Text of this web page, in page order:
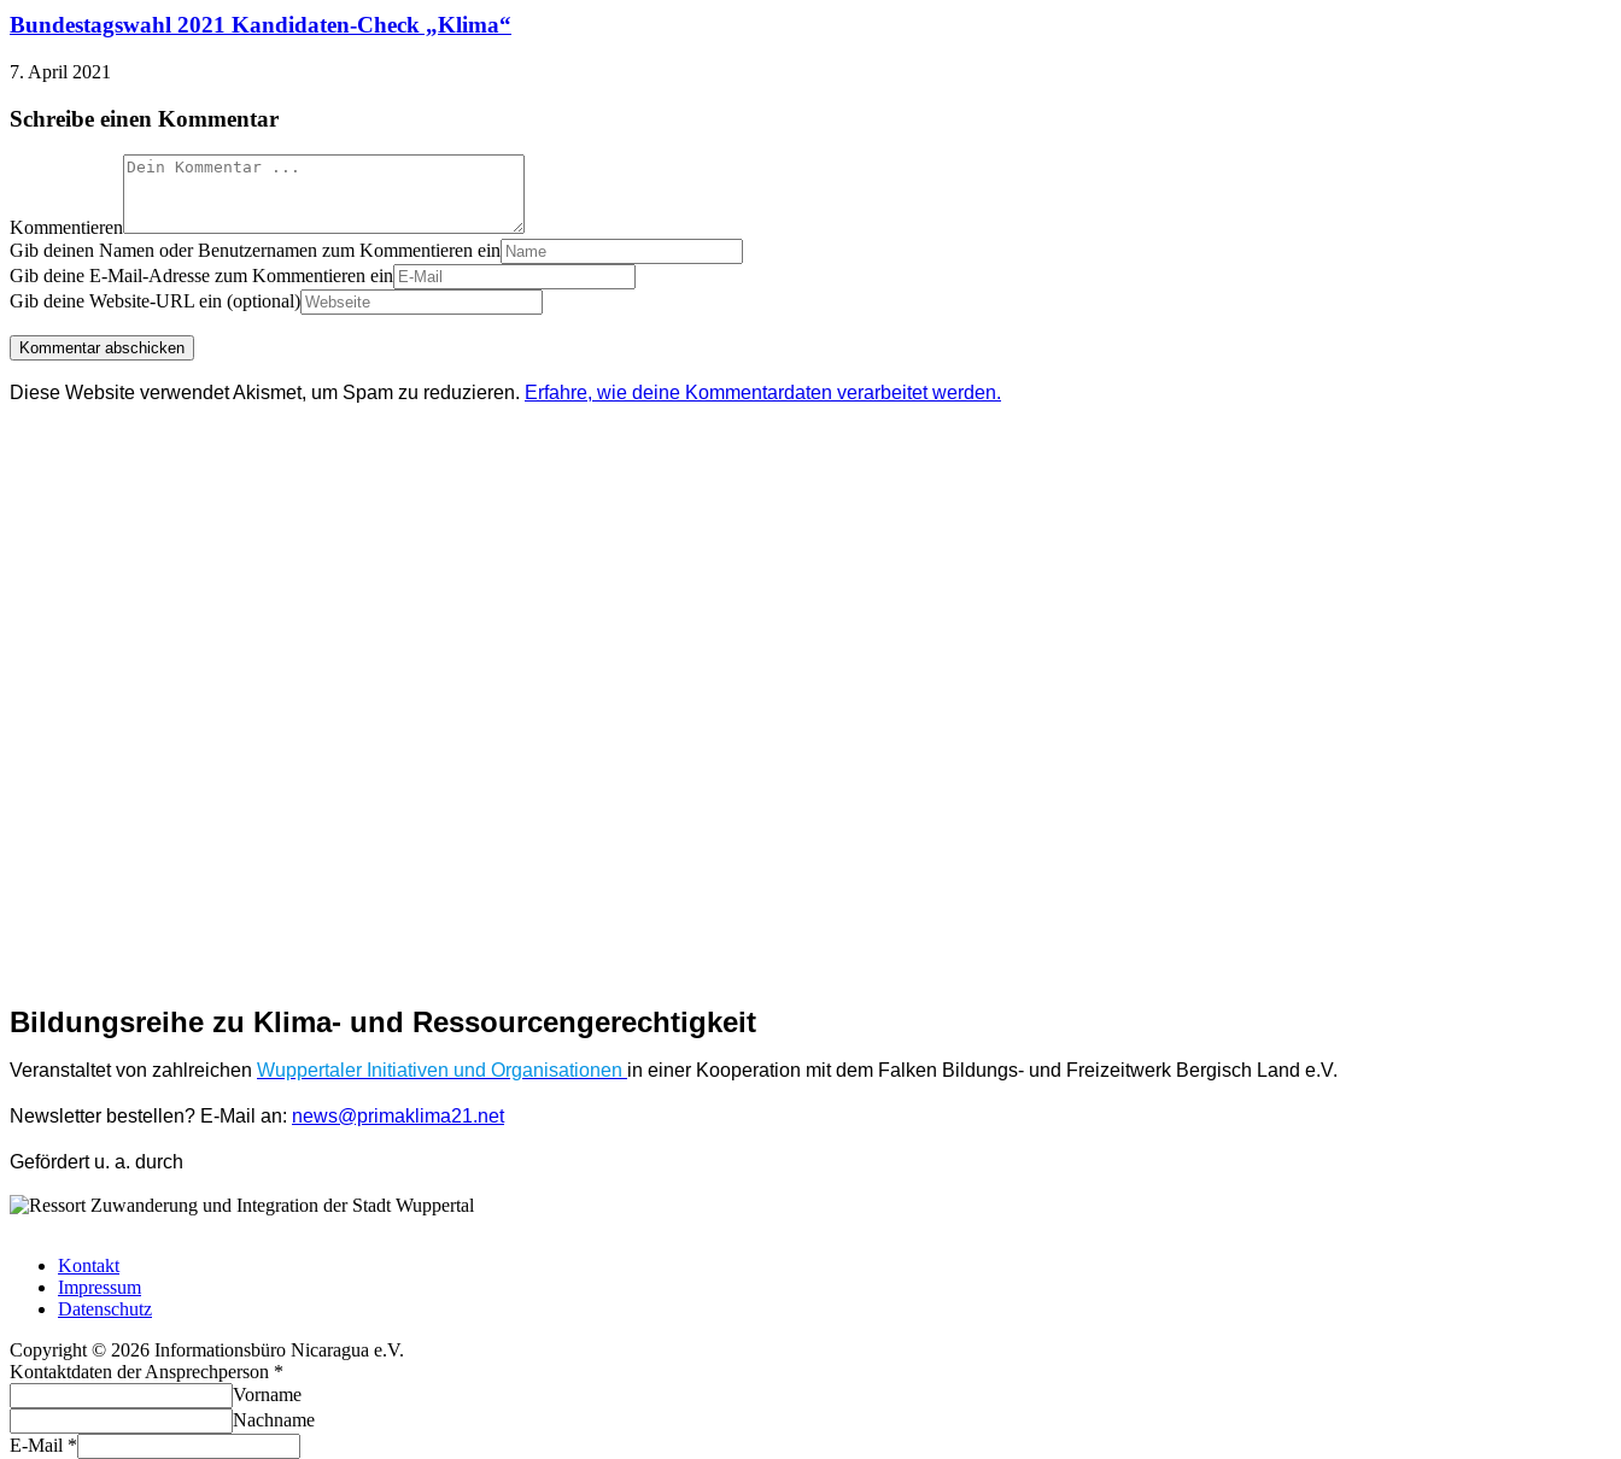
Bundestagswahl 2021 Kandidaten-Check „Klima“
7. April 2021
Schreibe einen Kommentar
Kommentieren
Gib deinen Namen oder Benutzernamen zum Kommentieren ein
Gib deine E-Mail-Adresse zum Kommentieren ein
Gib deine Website-URL ein (optional)
Diese Website verwendet Akismet, um Spam zu reduzieren. Erfahre, wie deine Kommentardaten verarbeitet werden.
Bildungsreihe zu Klima- und Ressourcengerechtigkeit
Veranstaltet von zahlreichen Wuppertaler Initiativen und Organisationen in einer Kooperation mit dem Falken Bildungs- und Freizeitwerk Bergisch Land e.V.
Newsletter bestellen? E-Mail an: news@primaklima21.net
Gefördert u. a. durch
Kontakt
Impressum
Datenschutz
Copyright © 2026 Informationsbüro Nicaragua e.V.
Kontaktdaten der Ansprechperson *
Vorname
Nachname
E-Mail *